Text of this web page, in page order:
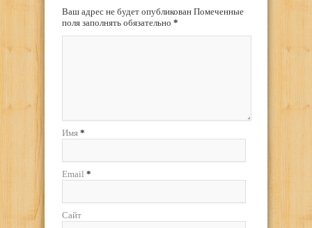
Ваш адрес не будет опубликован Помеченные
поля заполнять обязательно *
Имя *
Email *
Сайт